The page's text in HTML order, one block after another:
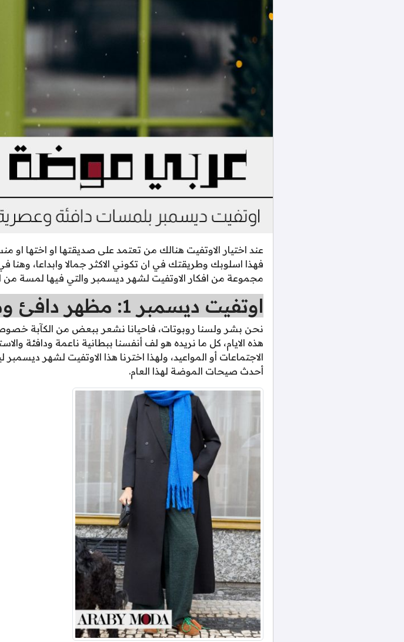
عند اختيار الاوتفيت هنالك من تعتمد على صديقتها او اختها او
فهذا اسلوبك وطريقتك في ان تكوني الاكثر جمالا وابداعا،
مجموعة من افكار الاوتفيت لشهر ديسمبر والتي فيها لمسة
اوتفيت ديسمبر 1: مظهر دافئ ومريح للشتاء
نحن بشر ولسنا روبوتات، فاحيانا نشعر ببعض من الكآبة
هذه الايام، كل ما نريده هو لف أنفسنا ببطانية ناعمة ودافئة
الاجتماعات أو المواعيد، ولهذا اخترنا هذا الاوتفيت لشهر
أحدث صيحات الموضة لهذا العام.